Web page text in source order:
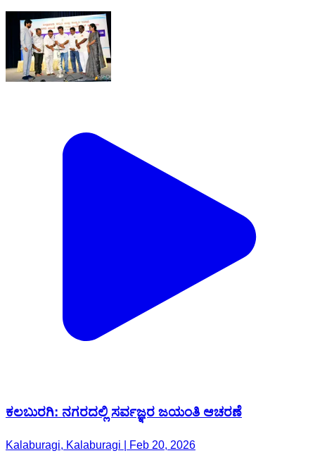
ಕಲಬುರಗಿ: ನಗರದಲ್ಲಿ ಸರ್ವಜ್ಞರ ಜಯಂತಿ ಆಚರಣೆ
Kalaburagi, Kalaburagi | Feb 20, 2026